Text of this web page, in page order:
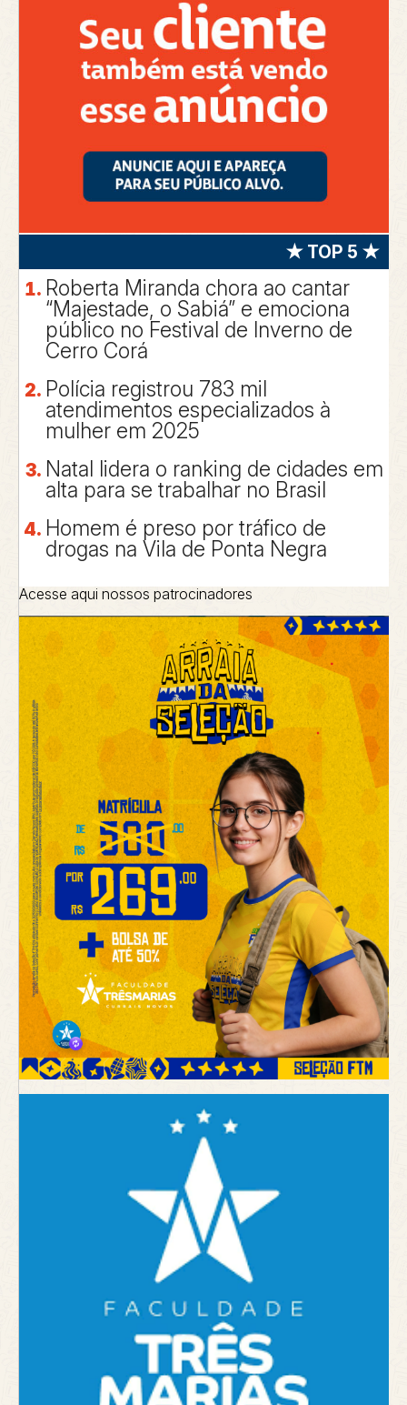
★ TOP 5 ★
Roberta Miranda chora ao cantar
“Majestade, o Sabiá” e emociona
público no Festival de Inverno de
Cerro Corá
Polícia registrou 783 mil
atendimentos especializados à
mulher em 2025
Natal lidera o ranking de cidades em
alta para se trabalhar no Brasil
Homem é preso por tráfico de
drogas na Vila de Ponta Negra
Acesse aqui nossos patrocinadores